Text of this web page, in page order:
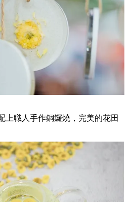
上職人手作銅鑼燒，完美的花田